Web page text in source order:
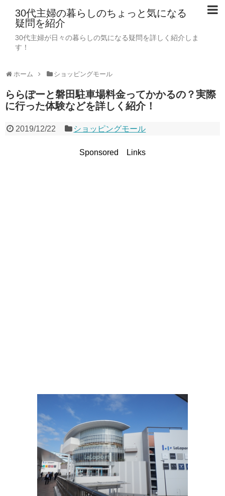
30代主婦の暮らしのちょっと気になる
疑問を紹介
30代主婦が日々の暮らしの気になる疑問を詳しく紹介しま
す！
ホーム ショッピングモール
ららぽーと磐田駐車場料金ってかかるの？実際
に行った体験などを詳しく紹介！
2019/12/22 ショッピングモール
Sponsored Links